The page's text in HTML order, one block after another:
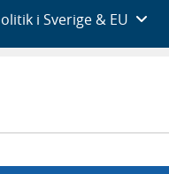
framträder
en
i Sverige & EU